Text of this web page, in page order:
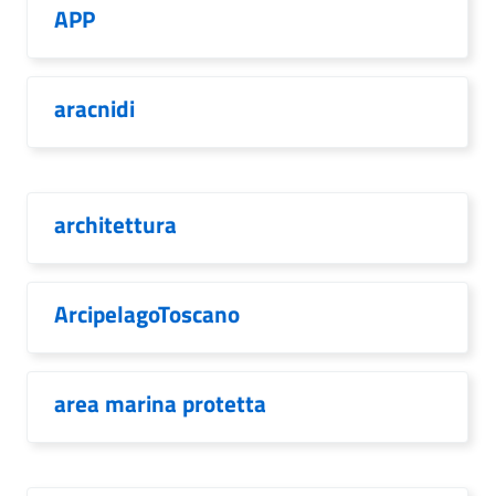
APP
aracnidi
architettura
ArcipelagoToscano
area marina protetta